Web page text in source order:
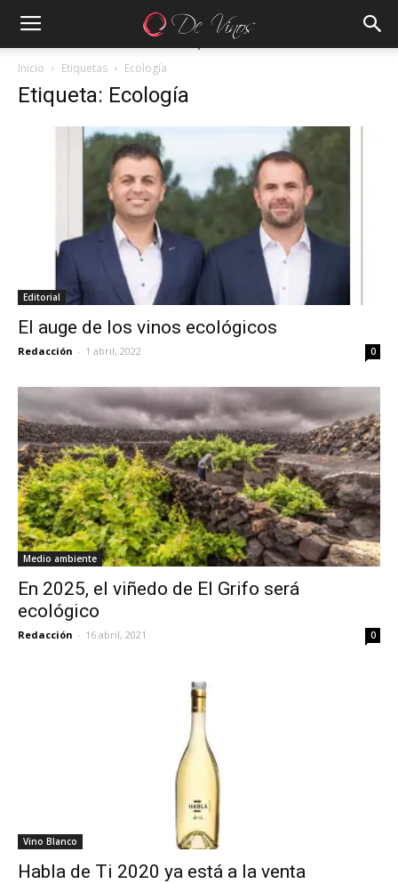
Inicio Etiquetas Ecología
Etiqueta: Ecología
Editorial
El auge de los vinos ecológicos
Redacción - 1 abril, 2022 0
Medio ambiente
En 2025, el viñedo de El Grifo será
ecológico
Redacción - 16 abril, 2021 0
Vino Blanco
Habla de Ti 2020 ya está a la venta